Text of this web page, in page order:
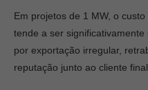
Em projetos de 1 MW, o
tende a ser
por exportação irregular,
reputação junto ao cliente final.